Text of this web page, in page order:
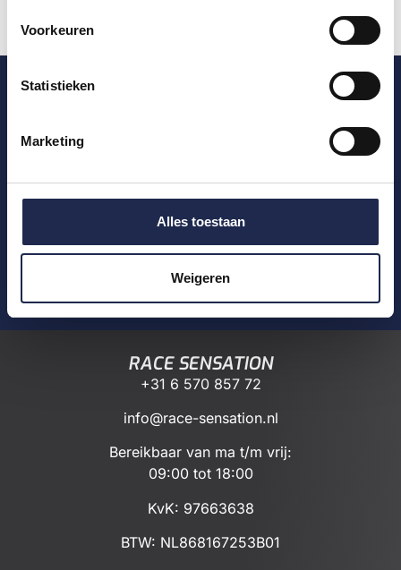
Voorkeuren
Statistieken
Marketing
Alles toestaan
Weigeren
AL?
RACE SENSATION
+31 6 570 857 72
info@race-sensation.nl
Bereikbaar van ma t/m vrij:
09:00 tot 18:00
KvK: 97663638
BTW: NL868167253B01